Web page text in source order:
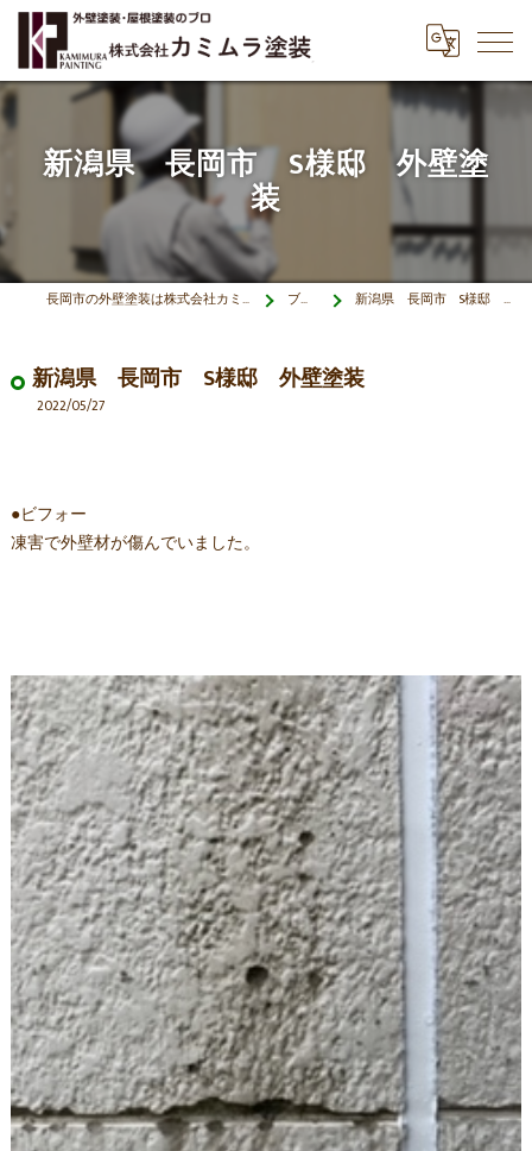
新潟県 長岡市 S様邸 外壁塗
装
長岡市の外壁塗装は株式会社カミムラ塗装 ブログ 新潟県 長岡市 S様邸 外壁塗装
新潟県 長岡市 S様邸 外壁塗装
2022/05/27
●ビフォー
凍害で外壁材が傷んでいました。